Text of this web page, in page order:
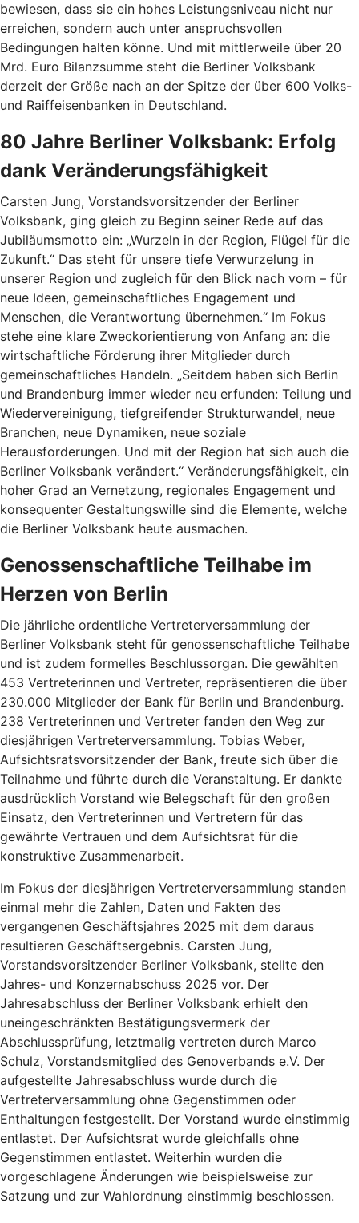
bewiesen, dass sie ein hohes Leistungsniveau nicht nur
erreichen, sondern auch unter anspruchsvollen
Bedingungen halten könne. Und mit mittlerweile über 20
Mrd. Euro Bilanzsumme steht die Berliner Volksbank
derzeit der Größe nach an der Spitze der über 600 Volks-
und Raiffeisenbanken in Deutschland.
80 Jahre Berliner Volksbank: Erfolg
dank Veränderungsfähigkeit
Carsten Jung, Vorstandsvorsitzender der Berliner
Volksbank, ging gleich zu Beginn seiner Rede auf das
Jubiläumsmotto ein: „Wurzeln in der Region, Flügel für die
Zukunft.“ Das steht für unsere tiefe Verwurzelung in
unserer Region und zugleich für den Blick nach vorn – für
neue Ideen, gemeinschaftliches Engagement und
Menschen, die Verantwortung übernehmen.“ Im Fokus
stehe eine klare Zweckorientierung von Anfang an: die
wirtschaftliche Förderung ihrer Mitglieder durch
gemeinschaftliches Handeln. „Seitdem haben sich Berlin
und Brandenburg immer wieder neu erfunden: Teilung und
Wiedervereinigung, tiefgreifender Strukturwandel, neue
Branchen, neue Dynamiken, neue soziale
Herausforderungen. Und mit der Region hat sich auch die
Berliner Volksbank verändert.“ Veränderungsfähigkeit, ein
hoher Grad an Vernetzung, regionales Engagement und
konsequenter Gestaltungswille sind die Elemente, welche
die Berliner Volksbank heute ausmachen.
Genossenschaftliche Teilhabe im
Herzen von Berlin
Die jährliche ordentliche Vertreterversammlung der
Berliner Volksbank steht für genossenschaftliche Teilhabe
und ist zudem formelles Beschlussorgan. Die gewählten
453 Vertreterinnen und Vertreter, repräsentieren die über
230.000 Mitglieder der Bank für Berlin und Brandenburg.
238 Vertreterinnen und Vertreter fanden den Weg zur
diesjährigen Vertreterversammlung. Tobias Weber,
Aufsichtsratsvorsitzender der Bank, freute sich über die
Teilnahme und führte durch die Veranstaltung. Er dankte
ausdrücklich Vorstand wie Belegschaft für den großen
Einsatz, den Vertreterinnen und Vertretern für das
gewährte Vertrauen und dem Aufsichtsrat für die
konstruktive Zusammenarbeit.
Im Fokus der diesjährigen Vertreterversammlung standen
einmal mehr die Zahlen, Daten und Fakten des
vergangenen Geschäftsjahres 2025 mit dem daraus
resultieren Geschäftsergebnis. Carsten Jung,
Vorstandsvorsitzender Berliner Volksbank, stellte den
Jahres- und Konzernabschuss 2025 vor. Der
Jahresabschluss der Berliner Volksbank erhielt den
uneingeschränkten Bestätigungsvermerk der
Abschlussprüfung, letztmalig vertreten durch Marco
Schulz, Vorstandsmitglied des Genoverbands e.V. Der
aufgestellte Jahresabschluss wurde durch die
Vertreterversammlung ohne Gegenstimmen oder
Enthaltungen festgestellt. Der Vorstand wurde einstimmig
entlastet. Der Aufsichtsrat wurde gleichfalls ohne
Gegenstimmen entlastet. Weiterhin wurden die
vorgeschlagene Änderungen wie beispielsweise zur
Satzung und zur Wahlordnung einstimmig beschlossen.